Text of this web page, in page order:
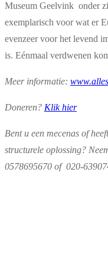
Museum Geelvink onder
exemplarisch voor wat er
evenzeer voor het levend
is. Eénmaal verdwenen
Meer informatie:
Doneren? Klik hier
Bent u een mecenas of
structurele oplossing?
0578695670 of 020-